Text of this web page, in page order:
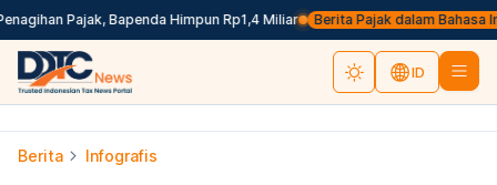
Pajak, Bapenda Himpun Rp1,4 Miliar Berita Pajak dalam Bahasa
ID
Berita Infografis